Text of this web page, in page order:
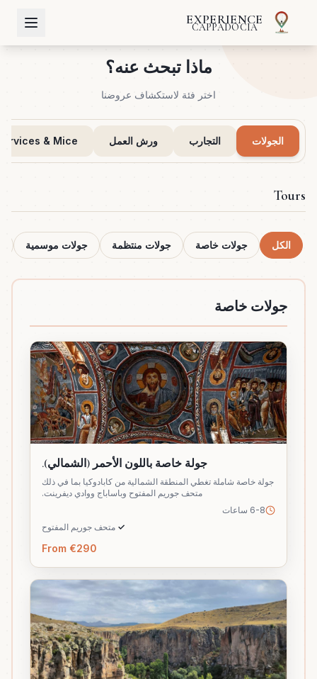
EXPERIENCE
CAPPADOCIA
ماذا تبحث عنه؟
اختر فئة لاستكشاف عروضنا
الجولات التجارب ورش العمل & Mice
Tours
الكل جولات خاصة جولات منتظمة جولات موسمية
جولات خاصة
جولة خاصة باللون الأحمر (الشمالي).
جولة خاصة شاملة تغطي المنطقة الشمالية من كابادوكيا بما في ذلك
متحف جوريم المفتوح وباساباج ووادي ديفرينت.
6-8 ساعات
✓ متحف جوريم المفتوح
From €290